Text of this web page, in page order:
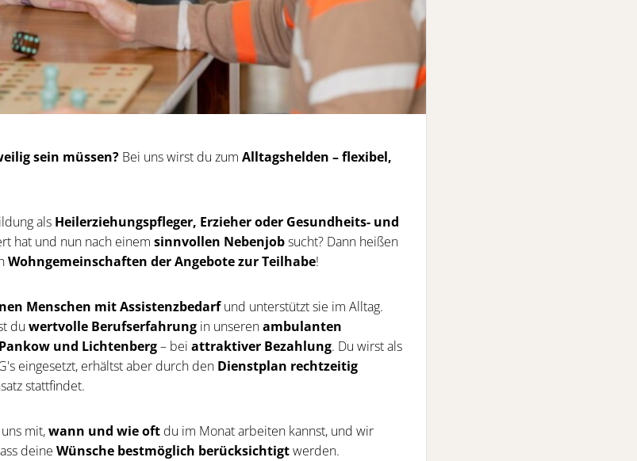
sein müssen? Bei uns wirst du zum Alltagshelden – flexibel,
als Heilerziehungspfleger, Erzieher oder Gesundheits- und
hat und nun nach einem sinnvollen Nebenjobsucht? Dann heißen
Wohngemeinschaften derAngebote zur Teilhabe!
Menschen mit Assistenzbedarfund unterstützt sie im Alltag.
du wertvolle Berufserfahrung in unserenambulanten
und Lichtenberg– bei attraktiver Bezahlung. Du wirst als
eingesetzt, erhältst aber durch den Dienstplan rechtzeitig
stattfindet.
mit,wann und wie oft du im Monat arbeiten kannst, und wir
deine Wünsche bestmöglich berücksichtigtwerden.